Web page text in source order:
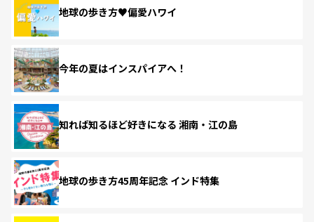
地球の歩き方♥偏愛ハワイ
今年の夏はインスパイアへ！
知れば知るほど好きになる 湘南・江の島
地球の歩き方45周年記念 インド特集